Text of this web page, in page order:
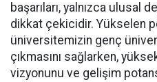
başarıları, yalnızca ulusal
dikkat çekicidir. Yükselen
üniversitemizin genç
çıkmasını sağlarken,
vizyonunu ve gelişim